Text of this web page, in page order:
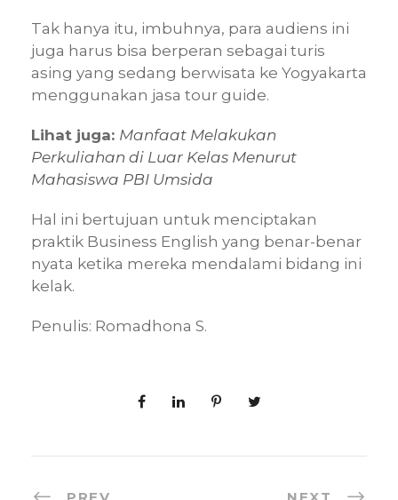
Tak hanya itu, imbuhnya, para audiens ini
juga harus bisa berperan sebagai turis
asing yang sedang berwisata ke Yogyakarta
menggunakan jasa tour guide.
Lihat juga: Manfaat Melakukan
Perkuliahan di Luar Kelas Menurut
Mahasiswa PBI Umsida
Hal ini bertujuan untuk menciptakan
praktik Business English yang benar-benar
nyata ketika mereka mendalami bidang ini
kelak.
Penulis: Romadhona S.